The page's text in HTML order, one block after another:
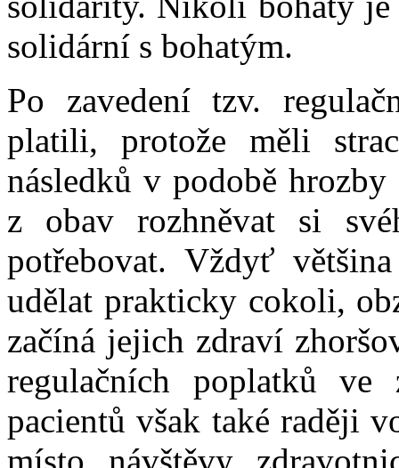
solidární s bohatým.
Po zavedení tzv.
platili, protože měli
následků v podobě
z obav rozhněvat si
potřebovat. Vždyť
udělat prakticky cokoli,
začíná jejich zdraví
regulačních poplatků ve
pacientů však také raději
místo návštěvy